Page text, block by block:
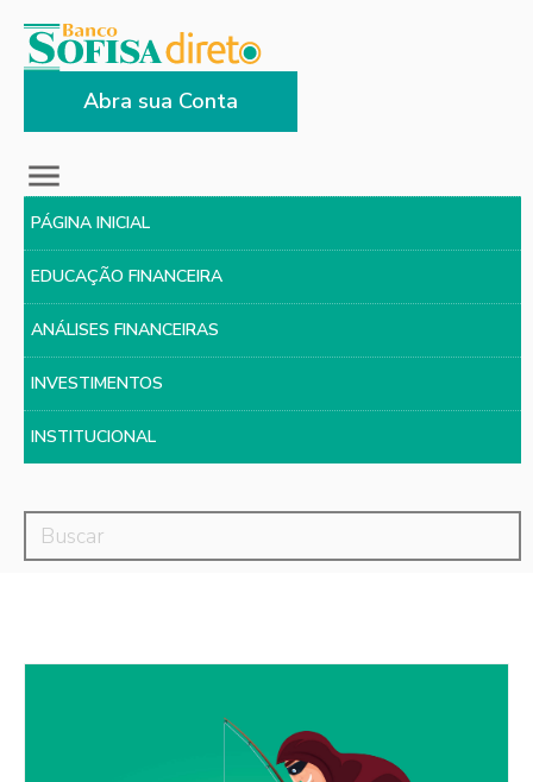
Abra sua Conta
PÁGINA INICIAL
EDUCAÇÃO FINANCEIRA
ANÁLISES FINANCEIRAS
INVESTIMENTOS
INSTITUCIONAL